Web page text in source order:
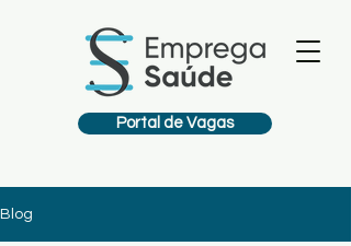
Portal de Vagas
Blog